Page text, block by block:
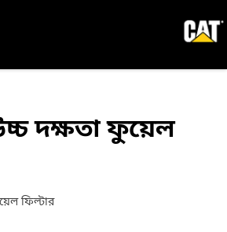
দক্ষতা ফুয়েল
ফিল্টার